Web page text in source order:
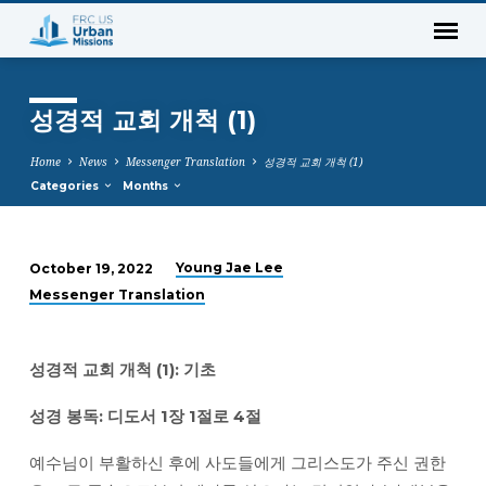
성경적 교회 개척 (1)
Home News Messenger Translation 성경적 교회 개척 (1)
Categories Months
성
교
개
척
(1)
October 19, 2022
Young Jae Lee
Messenger Translation
성경적 교회 개척 (1): 기초
성경 봉독: 디도서 1장 1절로 4절
예수님이 부활하신 후에 사도들에게 그리스도가 주신 권한